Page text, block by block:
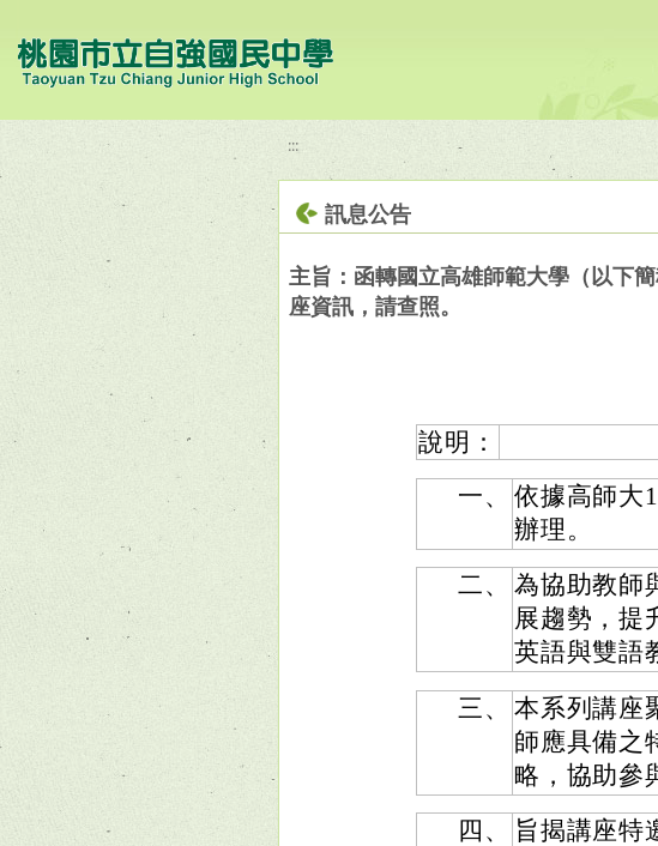
:::
訊息公告
主旨：函轉國立高雄師範大學（以下
座資訊，請查照。
說明：
一、
依據高師大
辦理。
二、
為協助教師
展趨勢，提
英語與雙語
三、
本系列講座
師應具備之
略，協助參
四、
旨揭講座特